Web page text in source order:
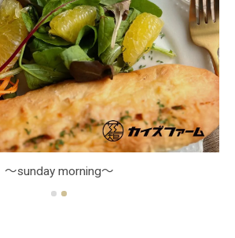
～sunday morning～